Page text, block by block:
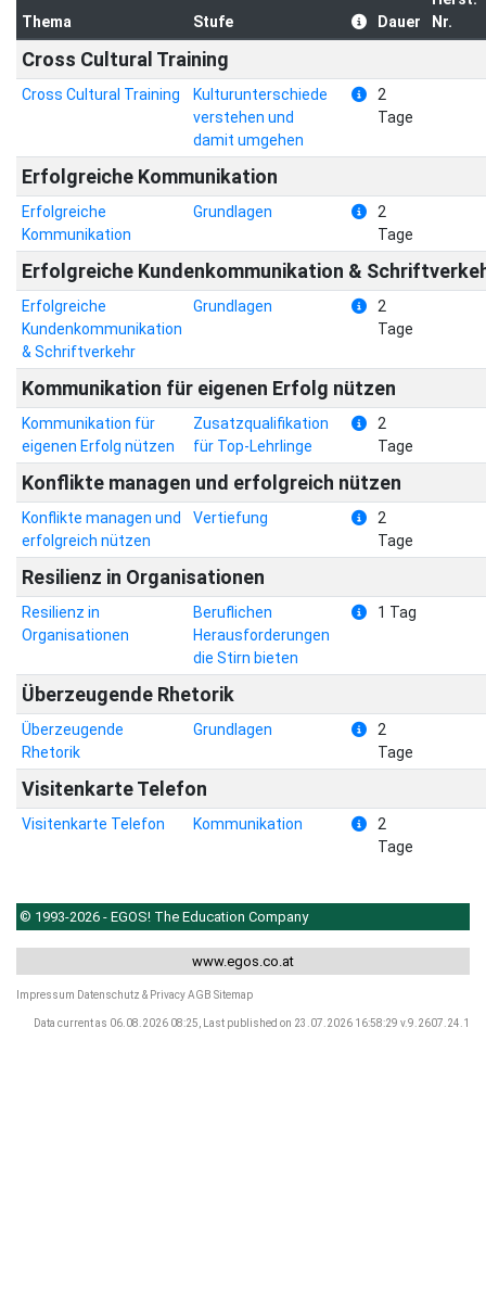
Thema Stufe Dauer
Nr.
Cross Cultural Training
Cross Cultural Training
Kulturunterschiede
verstehen und
damit umgehen
2
Tage
Erfolgreiche Kommunikation
Erfolgreiche
Kommunikation
Grundlagen
2
Tage
Erfolgreiche Kundenkommunikation &
Erfolgreiche
Kundenkommunikation
& Schriftverkehr
Grundlagen
2
Tage
Kommunikation für eigenen Erfolg nützen
Kommunikation für
eigenen Erfolg nützen
Zusatzqualifikation
für Top-Lehrlinge
2
Tage
Konflikte managen und erfolgreich nützen
Konflikte managen und
erfolgreich nützen
Vertiefung
2
Tage
Resilienz in Organisationen
Resilienz in
Organisationen
Beruflichen
Herausforderungen
die Stirn bieten
1 Tag
Überzeugende Rhetorik
Überzeugende
Rhetorik
Grundlagen
2
Tage
Visitenkarte Telefon
Visitenkarte Telefon Kommunikation
2
Tage
© 1993-2026 - EGOS! The Education Company
www.egos.co.at
Impressum Datenschutz & PrivacyAGB Sitemap
Data current as 06.08.2026 08:25, Last published on 23.07.2026 16:58:29 v.9.2607.24.1